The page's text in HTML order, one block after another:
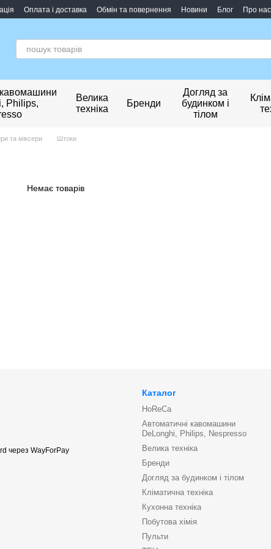
Оплата і доставка Обмін та повернення Новини Блог Про нас
Philips,
Велика
техніка
Бренди
Догляд за
будинком і
тілом
та міксери Штоки
Немає товарів
Каталог
HoReCa
Автоматичні кавомашини
DeLonghi, Philips, Nespresso
Велика техніка
Бренди
Догляд за будинком і тілом
Кліматична техніка
Кухонна техніка
Побутова хімія
Пульти